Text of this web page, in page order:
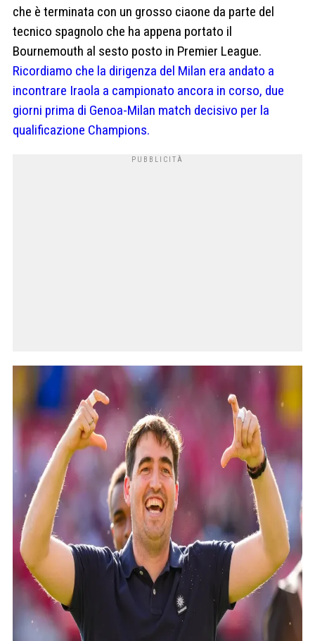
che è terminata con un grosso ciaone da parte del
tecnico spagnolo che ha appena portato il
Bournemouth al sesto posto in Premier League.
Ricordiamo che la dirigenza del Milan era andato a
incontrare Iraola a campionato ancora in corso, due
giorni prima di Genoa-Milan match decisivo per la
qualificazione Champions.